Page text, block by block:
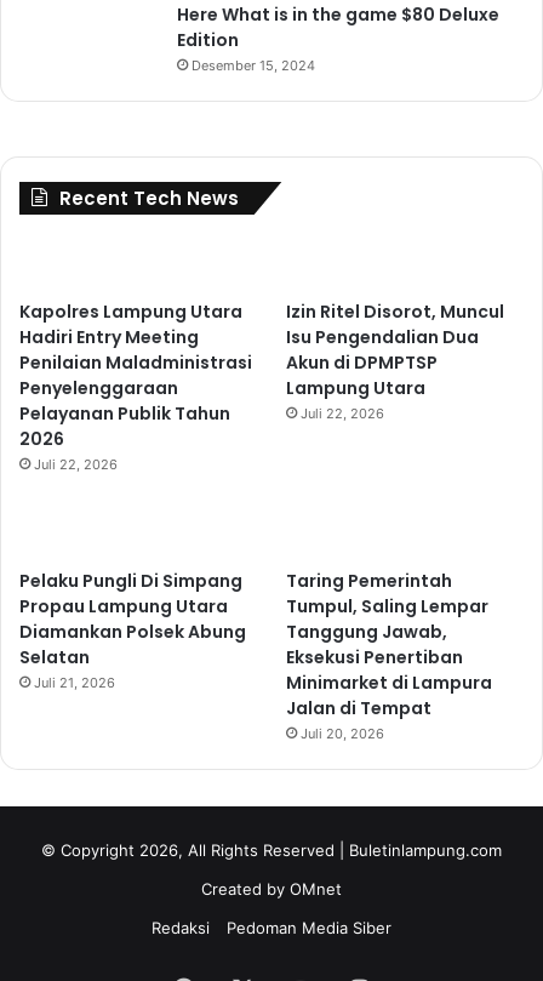
Here What is in the game $80 Deluxe
Edition
Desember 15, 2024
Recent Tech News
Kapolres Lampung Utara
Hadiri Entry Meeting
Penilaian Maladministrasi
Penyelenggaraan
Pelayanan Publik Tahun
2026
Juli 22, 2026
Izin Ritel Disorot, Muncul
Isu Pengendalian Dua
Akun di DPMPTSP
Lampung Utara
Juli 22, 2026
Pelaku Pungli Di Simpang
Propau Lampung Utara
Diamankan Polsek Abung
Selatan
Juli 21, 2026
Taring Pemerintah
Tumpul, Saling Lempar
Tanggung Jawab,
Eksekusi Penertiban
Minimarket di Lampura
Jalan di Tempat
Juli 20, 2026
© Copyright 2026, All Rights Reserved | Buletinlampung.com
Created by OMnet
Redaksi
Pedoman Media Siber